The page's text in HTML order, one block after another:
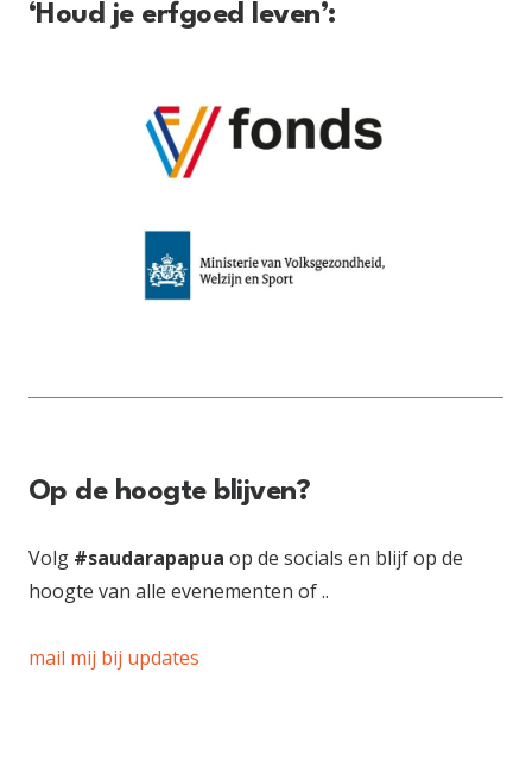
‘Houd je erfgoed leven’:
Op de hoogte blijven?
Volg #saudarapapua op de socials en blijf op de
hoogte van alle evenementen of ..
mail mij bij updates